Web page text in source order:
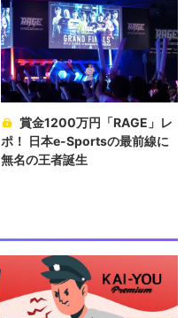
賞金1200万円「RAGE」レ
ポ！ 日本e-Sportsの最前線に
無名の王者誕生